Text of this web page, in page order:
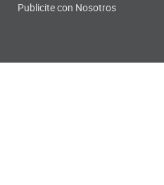
Publicite con Nosotros